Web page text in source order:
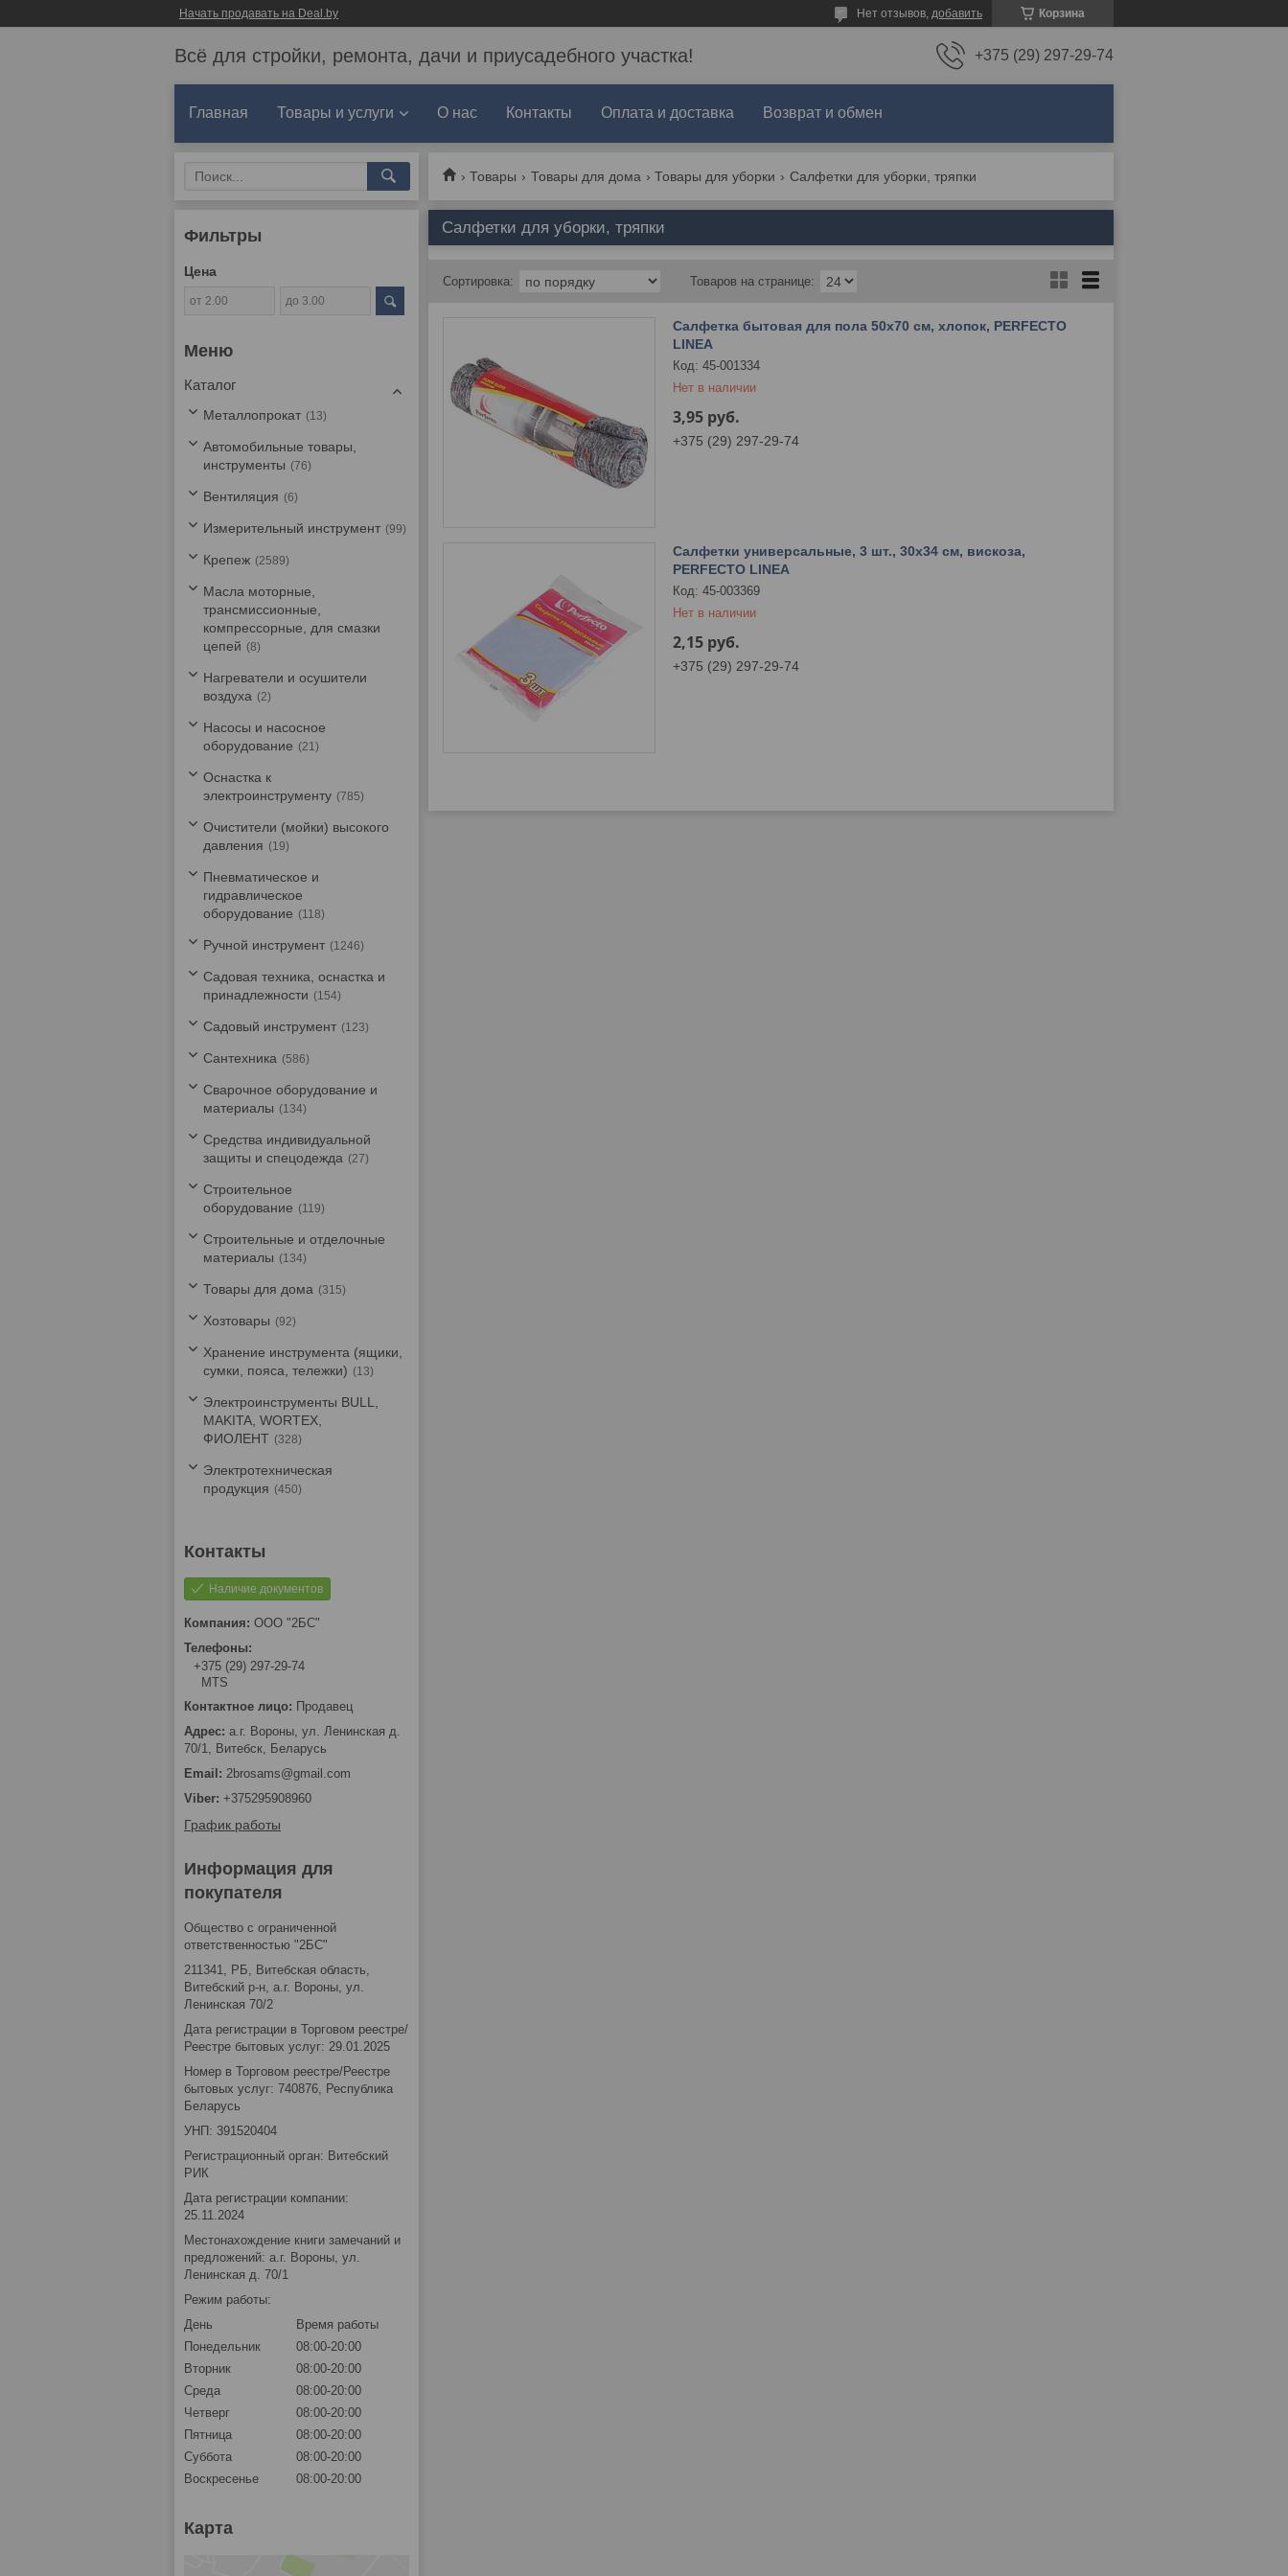
Начать продавать на Deal.by Корзина
Нет отзывов, добавить
Всё для стройки, ремонта, дачи и приусадебного участка! +375 (29) 297-29-74
Главная Товары и услуги О нас Контакты Оплата и доставка Возврат и обмен
Товары Товары для дома Товары для уборки Салфетки для уборки, тряпки
Салфетки для уборки, тряпки
Салфетка бытовая для пола 50х70 см, хлопок, PERFECTO
LINEA
45-001334
Нет в наличии
3,95 руб.
+375 (29) 297-29-74
Салфетки универсальные, 3 шт., 30х34 см, вискоза,
PERFECTO LINEA
45-003369
Нет в наличии
2,15 руб.
+375 (29) 297-29-74
Фильтры
Цена
Каталог
Металлопрокат 13
Автомобильные товары,
инструменты
76
Вентиляция 6
Измерительный инструмент 99
Крепеж 2589
Масла моторные,
трансмиссионные,
компрессорные, для смазки
цепей
8
Нагреватели и осушители
воздуха
2
Насосы и насосное
оборудование
21
Оснастка к
электроинструменту
785
Очистители (мойки) высокого
давления
19
Пневматическое и
гидравлическое
оборудование
118
Ручной инструмент 1246
Садовая техника, оснастка и
принадлежности
154
Садовый инструмент 123
Сантехника 586
Сварочное оборудование и
материалы
134
Средства индивидуальной
защиты и спецодежда
27
Строительное
оборудование
119
Строительные и отделочные
материалы
134
Товары для дома 315
Хозтовары 92
Хранение инструмента (ящики,
сумки, пояса, тележки)
13
Электроинструменты BULL,
MAKITA, WORTEX,
ФИОЛЕНТ
328
Электротехническая
продукция
450
Наличие документов
ООО "2БС"
+375 (29) 297-29-74
MTS
Продавец
а.г. Вороны, ул. Ленинская д.
70/1, Витебск, Беларусь
2brosams@gmail.com
+375295908960
График работы
Информация для
покупателя
Общество с ограниченной
ответственностью "2БС"
211341, РБ, Витебская область,
Витебский р-н, а.г. Вороны, ул.
Ленинская 70/2
Дата регистрации в Торговом реестре/
Реестре бытовых услуг: 29.01.2025
Номер в Торговом реестре/Реестре
бытовых услуг: 740876, Республика
Беларусь
УНП: 391520404
Регистрационный орган: Витебский
РИК
Дата регистрации компании:
25.11.2024
Местонахождение книги замечаний и
предложений: а.г. Вороны, ул.
Ленинская д. 70/1
Режим работы:
День
Время работы
Понедельник
08:00-20:00
Вторник
08:00-20:00
Среда
08:00-20:00
Четверг
08:00-20:00
Пятница
08:00-20:00
Суббота
08:00-20:00
Воскресенье
08:00-20:00
Карта